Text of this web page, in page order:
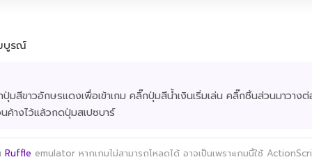
บูรณ์
มสีขาวอักษรแดงเพื่อเข้าเกม คลิ๊กปุ่มสีน้ำเงินเริ่มเล่น คลิ๊กชิ้นส่วนมาวา
างไว้แล้วกดปุ่มสเปซบาร์
Ruffle emulator หากเกมไม่สามารถโหลดได้ อาจเป็นเพราะเกมนี้ใช้